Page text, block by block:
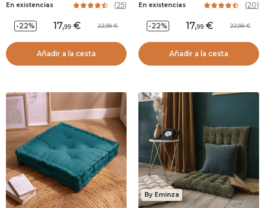
En existencias (25)
-22% 17,99 22,99
Añadir a la cesta
En existencias (20)
-22% 17,99 22,99
Añadir a la cesta
By Eminza